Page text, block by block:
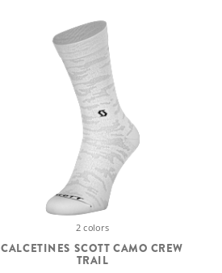
2 colors
CALCETINES SCOTT CAMO CREW
TRAIL